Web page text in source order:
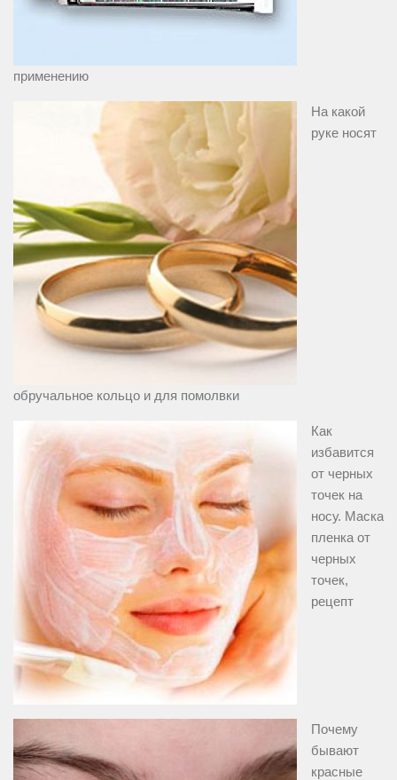
применению
На какой
руке носят
обручальное кольцо и для помолвки
Как
избавится
от черных
точек на
носу. Маска
пленка от
черных
точек,
рецепт
Почему
бывают
красные